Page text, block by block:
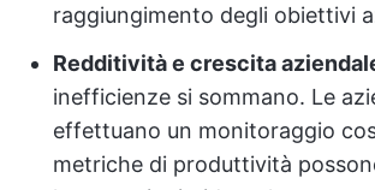
raggiungimento degli obiettivi
Redditività e crescita
inefficienze si sommano. Le
effettuano un monitoraggio
metriche di produttività